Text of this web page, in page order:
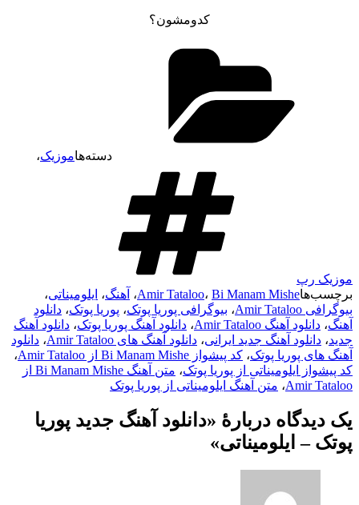
کدومشون؟
دسته‌هاموزیک،
موزیک رپ
برچسب‌ها
Amir Tataloo، Bi Manam Mishe ، آهنگ، ایلومیناتی،
بیوگرافی Amir Tataloo
، بیوگرافی پوریا پوتک، پوریا پوتک، دانلود
آهنگ، دانلود آهنگ Amir Tataloo ، دانلود آهنگ پوریا پوتک، دانلود آهنگ
جدید، دانلود آهنگ جدید ایرانی، دانلود آهنگ های Amir Tataloo ، دانلود
آهنگ های پوریا پوتک، کد پیشواز Bi Manam Mishe از Amir Tataloo
،
کد پیشواز ایلومیناتی از پوریا پوتک،
متن آهنگ Bi Manam Mishe از
Amir Tataloo، متن آهنگ ایلومیناتی از پوریا پوتک
یک دیدگاه دربارهٔ «دانلود آهنگ جدید پوریا
پوتک – ایلومیناتی»